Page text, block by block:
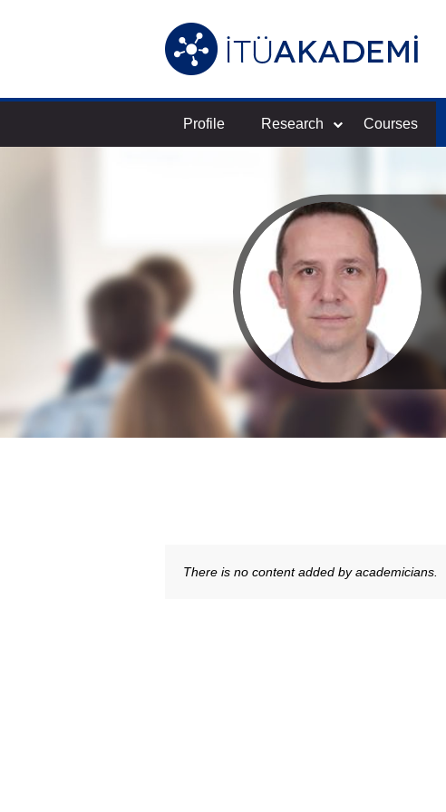
Profile Research Courses
There is no content added by academicians.